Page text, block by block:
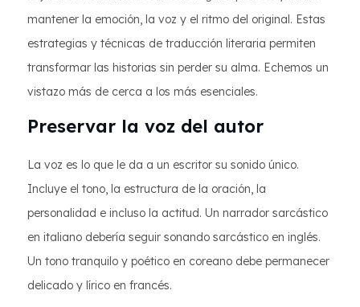
mantener la emoción, la voz y el ritmo del original. Estas
estrategias y técnicas de traducción literaria permiten
transformar las historias sin perder su alma. Echemos un
vistazo más de cerca a los más esenciales.
Preservar la voz del autor
La voz es lo que le da a un escritor su sonido único.
Incluye el tono, la estructura de la oración, la
personalidad e incluso la actitud. Un narrador sarcástico
en italiano debería seguir sonando sarcástico en inglés.
Un tono tranquilo y poético en coreano debe permanecer
delicado y lírico en francés.